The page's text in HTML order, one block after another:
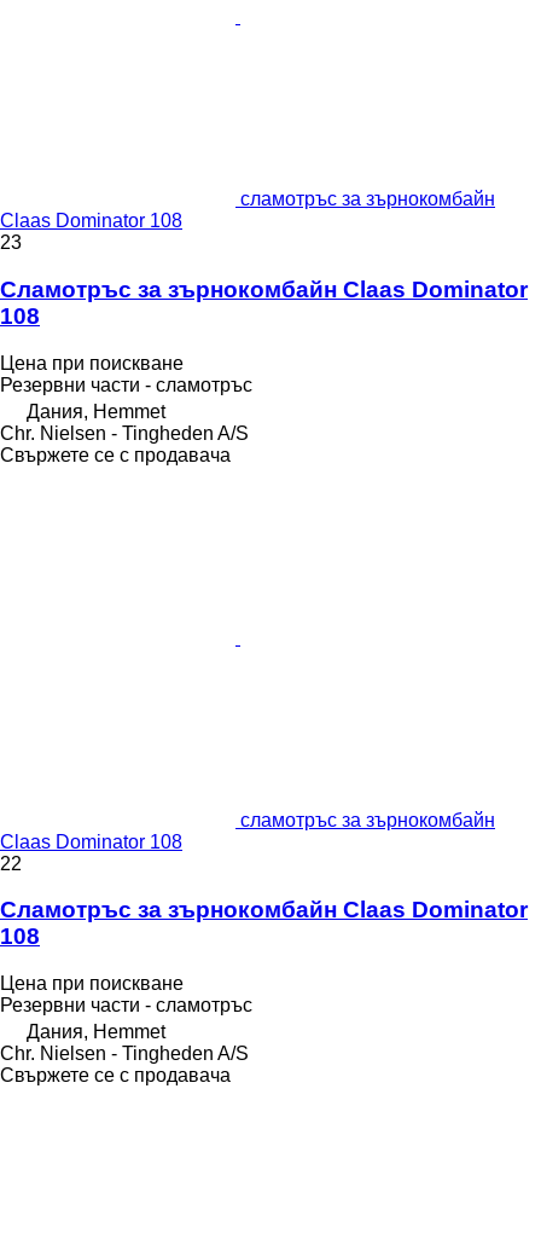
сламотръс за зърнокомбайн
Claas Dominator 108
23
Сламотръс за зърнокомбайн Claas Dominator
108
Цена при поискване
Резервни части - сламотръс
Дания, Hemmet
Chr. Nielsen - Tingheden A/S
Свържете се с продавача
сламотръс за зърнокомбайн
Claas Dominator 108
22
Сламотръс за зърнокомбайн Claas Dominator
108
Цена при поискване
Резервни части - сламотръс
Дания, Hemmet
Chr. Nielsen - Tingheden A/S
Свържете се с продавача